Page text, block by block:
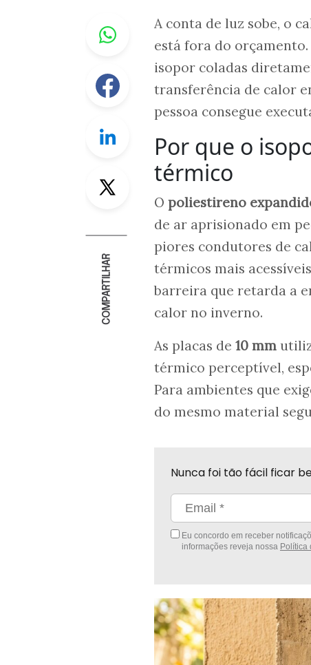
Whastapp
Facebook
Linkedin
Twitter
COMPARTILHAR
A conta de luz sobe, o
está fora do orçamento.
isopor coladas
transferência de calor
pessoa consegue
Por que o
térmico
O poliestireno
de ar aprisionado em
piores condutores de
térmicos mais
barreira que retarda a
calor no inverno.
As placas de 10 mm
térmico perceptível,
Para ambientes que
do mesmo material
Nunca foi tão fácil ficar
Eu concordo em receber
informações reveja nossa Política